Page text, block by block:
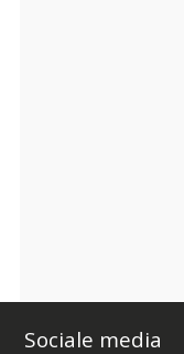
Sociale media